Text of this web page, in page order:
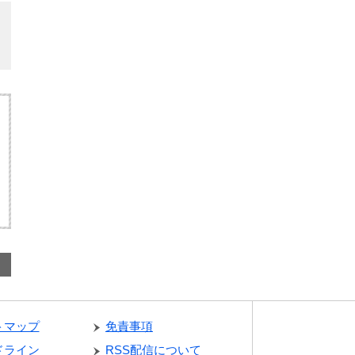
マップ
免責事項
ライン
RSS配信について